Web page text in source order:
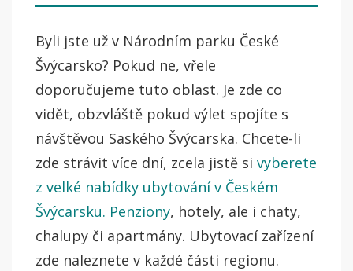
Byli jste už v Národním parku České
Švýcarsko? Pokud ne, vřele
doporučujeme tuto oblast. Je zde co
vidět, obzvláště pokud výlet spojíte s
návštěvou Saského Švýcarska. Chcete-li
zde strávit více dní, zcela jistě si vyberete
z velké nabídky ubytování v Českém
Švýcarsku. Penziony, hotely, ale i chaty,
chalupy či apartmány. Ubytovací zařízení
zde naleznete v každé části regionu.